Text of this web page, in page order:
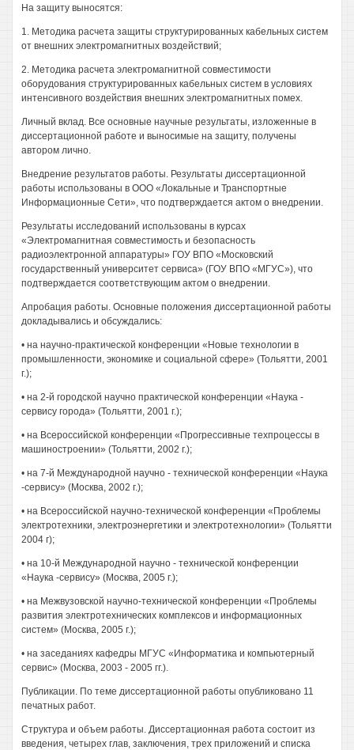
На защиту выносятся:
1. Методика расчета защиты структурированных кабельных систем
от внешних электромагнитных воздействий;
2. Методика расчета электромагнитной совместимости
оборудования структурированных кабельных систем в условиях
интенсивного воздействия внешних электромагнитных помех.
Личный вклад. Все основные научные результаты, изложенные в
диссертационной работе и выносимые на защиту, получены
автором лично.
Внедрение результатов работы. Результаты диссертационной
работы использованы в ООО «Локальные и Транспортные
Информационные Сети», что подтверждается актом о внедрении.
Результаты исследований использованы в курсах
«Электромагнитная совместимость и безопасность
радиоэлектронной аппаратуры» ГОУ ВПО «Московский
государственный университет сервиса» (ГОУ ВПО «МГУС»), что
подтверждается соответствующим актом о внедрении.
Апробация работы. Основные положения диссертационной работы
докладывались и обсуждались:
• на научно-практической конференции «Новые технологии в
промышленности, экономике и социальной сфере» (Тольятти, 2001
г.);
• на 2-й городской научно практической конференции «Наука -
сервису города» (Тольятти, 2001 г.);
• на Всероссийской конференции «Прогрессивные техпроцессы в
машиностроении» (Тольятти, 2002 г.);
• на 7-й Международной научно - технической конференции «Наука
-сервису» (Москва, 2002 г.);
• на Всероссийской научно-технической конференции «Проблемы
электротехники, электроэнергетики и электротехнологии» (Тольятти
2004 г);
• на 10-й Международной научно - технической конференции
«Наука -сервису» (Москва, 2005 г.);
• на Межвузовской научно-технической конференции «Проблемы
развития электротехнических комплексов и информационных
систем» (Москва, 2005 г.);
• на заседаниях кафедры МГУС «Информатика и компьютерный
сервис» (Москва, 2003 - 2005 гг.).
Публикации. По теме диссертационной работы опубликовано 11
печатных работ.
Структура и объем работы. Диссертационная работа состоит из
введения, четырех глав, заключения, трех приложений и списка